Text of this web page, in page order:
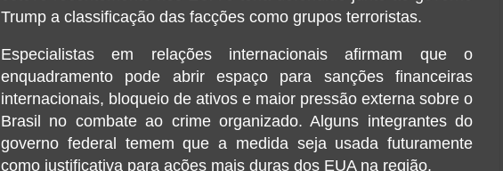
Trump a classificação das facções como grupos terroristas.
Especialistas em relações internacionais afirmam que o
enquadramento pode abrir espaço para sanções financeiras
internacionais, bloqueio de ativos e maior pressão externa sobre o
Brasil no combate ao crime organizado. Alguns integrantes do
governo federal temem que a medida seja usada futuramente
como justificativa para ações mais duras dos EUA na região.